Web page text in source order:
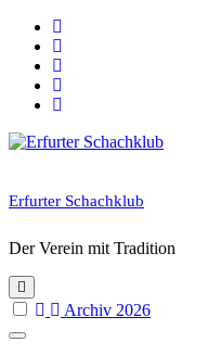
Skip
content
Erfurter Schachklub
Der Verein mit Tradition
Archiv 2026